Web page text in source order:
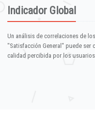
Indicador Global
Un análisis de correlaciones de
"Satisfacción General" puede ser
calidad percibida por los